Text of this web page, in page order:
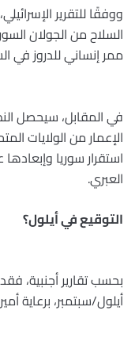
ووفقًا للتقرير
السلاح من الجولان
ممر إنساني للدروز في
في المقابل، سيحصل
الإعمار من ‏الولايات
استقرار سوريا
العبري. ‏
التوقيع في أيلول؟
بحسب تقارير أجنبية،
أيلول/سبتمبر، برعاية